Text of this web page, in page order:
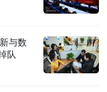
与数
队